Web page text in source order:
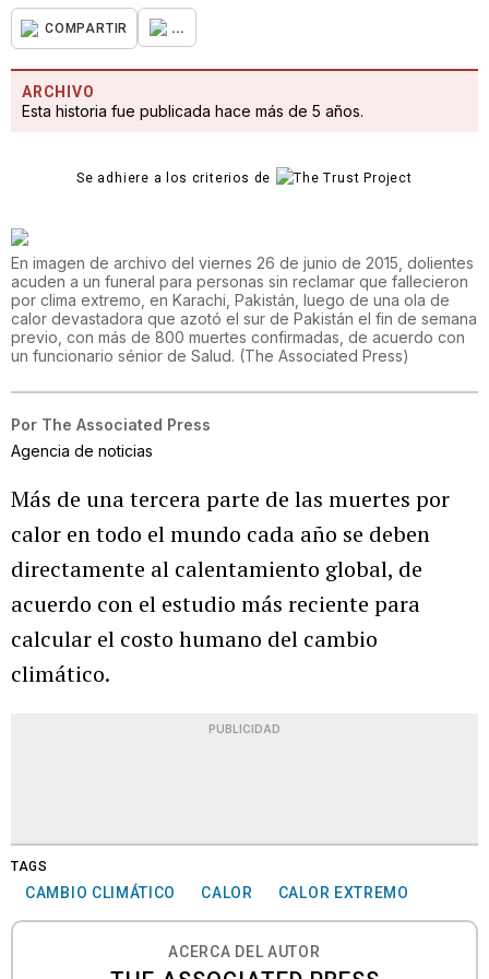
COMPARTIR ...
ARCHIVO
Esta historia fue publicada hace más de 5 años.
Se adhiere a los criterios de
En imagen de archivo del viernes 26 de junio de 2015, dolientes
acuden a un funeral para personas sin reclamar que fallecieron
por clima extremo, en Karachi, Pakistán, luego de una ola de
calor devastadora que azotó el sur de Pakistán el fin de semana
previo, con más de 800 muertes confirmadas, de acuerdo con
un funcionario sénior de Salud. (The Associated Press)
Por The Associated Press
Agencia de noticias
Más de una tercera parte de las muertes por
calor en todo el mundo cada año se deben
directamente al calentamiento global, de
acuerdo con el estudio más reciente para
calcular el costo humano del cambio
climático.
PUBLICIDAD
TAGS
CAMBIO CLIMÁTICO CALOR CALOR EXTREMO
ACERCA DEL AUTOR